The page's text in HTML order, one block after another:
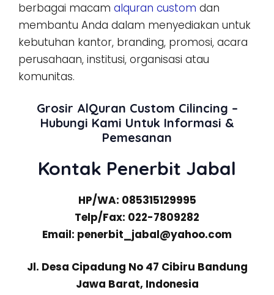
berbagai macam alquran custom dan
membantu Anda dalam menyediakan untuk
kebutuhan kantor, branding, promosi, acara
perusahaan, institusi, organisasi atau
komunitas.
Grosir AlQuran Custom Cilincing –
Hubungi Kami Untuk Informasi &
Pemesanan
Kontak Penerbit Jabal
HP/WA: 085315129995
Telp/Fax: 022-7809282
Email: penerbit_jabal@yahoo.com
Jl. Desa Cipadung No 47 Cibiru Bandung
Jawa Barat, Indonesia